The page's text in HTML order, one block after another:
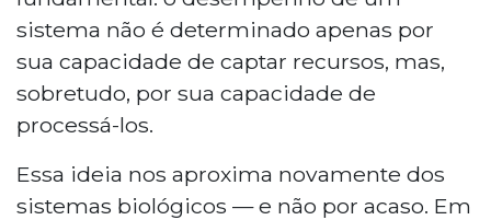
sistema não é determinado apenas por
sua capacidade de captar recursos, mas,
sobretudo, por sua capacidade de
processá-los.
Essa ideia nos aproxima novamente dos
sistemas biológicos — e não por acaso. Em